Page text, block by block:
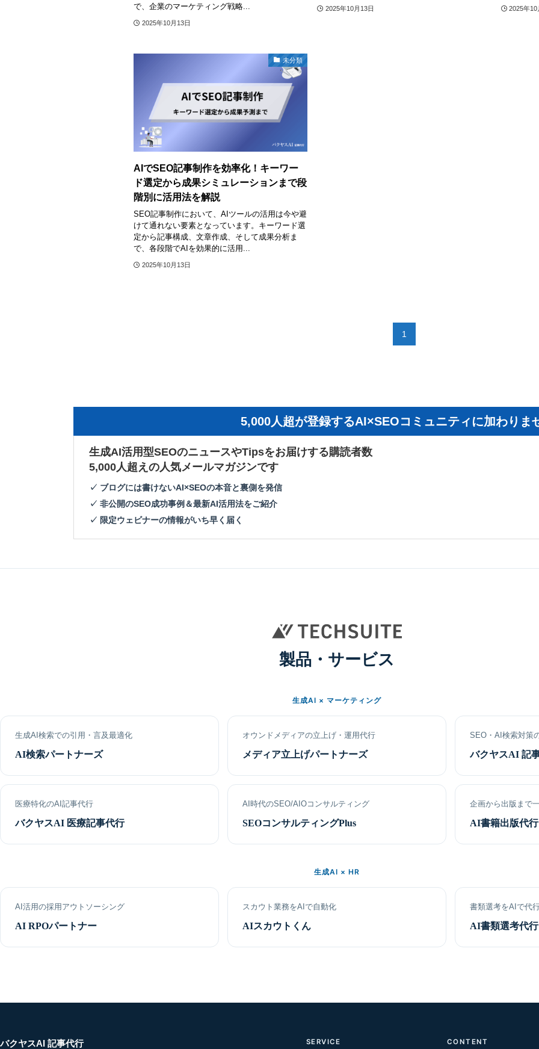
で、企業のマーケティング戦略...
2025年10月13日
2025年10月13日 2025年10
未分類
AIでSEO記事制作を効率化！キーワー
ド選定から成果シミュレーションまで段
階別に活用法を解説
SEO記事制作において、AIツールの活用は今や避
けて通れない要素となっています。キーワード選
定から記事構成、文章作成、そして成果分析ま
で、各段階でAIを効果的に活用...
2025年10月13日
1
5,000人超が登録するAI×SEOコミュニティに加わりま
生成AI活用型SEOのニュースやTipsをお届けする購読者数
5,000人超えの人気メールマガジンです
✓ ブログには書けないAI×SEOの本音と裏側を発信
✓ 非公開のSEO成功事例＆最新AI活用法をご紹介
✓ 限定ウェビナーの情報がいち早く届く
製品・サービス
生成AI × マーケティング
生成AI検索での引用・言及最適化
AI検索パートナーズ
オウンドメディアの立上げ・運用代行
メディア立上げパートナーズ
SEO・AI検索対策
バクヤスAI 記
医療特化のAI記事代行
バクヤスAI 医療記事代行
AI時代のSEO/AIOコンサルティング
SEOコンサルティングPlus
企画から出版まで
AI書籍出版代行
生成AI × HR
AI活用の採用アウトソーシング
AI RPOパートナー
スカウト業務をAIで自動化
AIスカウトくん
書類選考をAIで代
AI書類選考代
バクヤスAI 記事代行 SERVICE CONTENT